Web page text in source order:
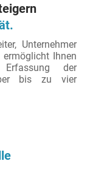
Unternehmer
Ihnen
der
bis zu vier